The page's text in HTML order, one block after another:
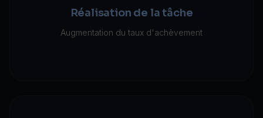
Réalisation de la tâche
Augmentation du taux d'achèvement